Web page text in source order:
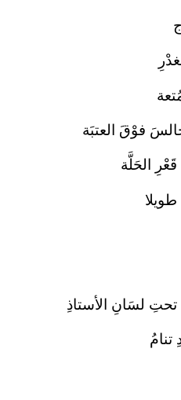
فوْقَ العتبَة
الحَلَّة
لسَانِ الأستاذِ